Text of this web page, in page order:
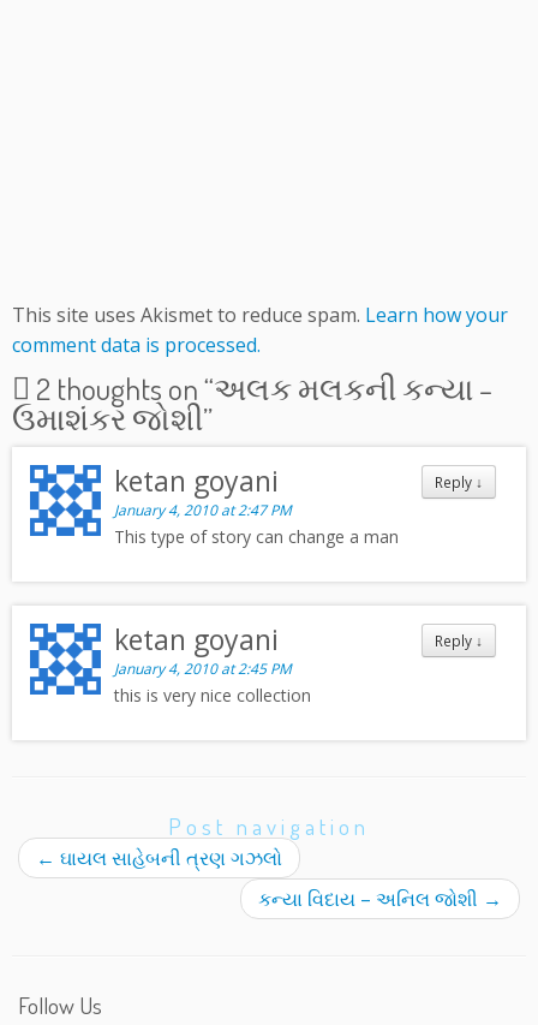
This site uses Akismet to reduce spam. Learn how your
comment data is processed.
2 thoughts on “અલક મલકની કન્યા –
ઉમાશંકર જોશી”
Reply ↓
ketan goyani
January 4, 2010 at 2:47 PM
This type of story can change a man
Reply ↓
ketan goyani
January 4, 2010 at 2:45 PM
this is very nice collection
Post navigation
← ઘાયલ સાહેબની ત્રણ ગઝલો
કન્યા વિદાય – અનિલ જોશી →
Follow Us